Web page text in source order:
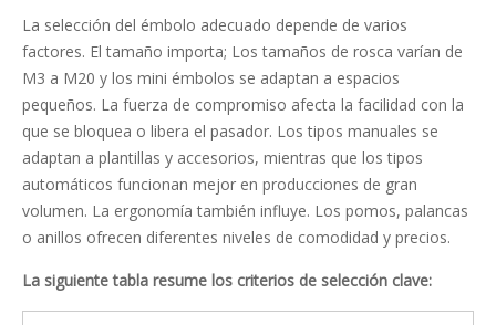
La selección del émbolo adecuado depende de varios
factores. El tamaño importa; Los tamaños de rosca varían de
M3 a M20 y los mini émbolos se adaptan a espacios
pequeños. La fuerza de compromiso afecta la facilidad con la
que se bloquea o libera el pasador. Los tipos manuales se
adaptan a plantillas y accesorios, mientras que los tipos
automáticos funcionan mejor en producciones de gran
volumen. La ergonomía también influye. Los pomos, palancas
o anillos ofrecen diferentes niveles de comodidad y precios.
La siguiente tabla resume los criterios de selección clave: